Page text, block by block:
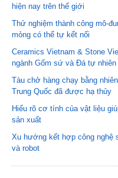
hiện nay trên thế giới
Thử nghiệm thành công mô-
mỏng có thể tự kết nối
Ceramics Vietnam & Stone
ngành Gốm sứ và Đá tự nhiên
Tàu chở hàng chạy bằng
Trung Quốc đã được hạ thủy
Hiểu rõ cơ tính của vật liệu
sản xuất
Xu hướng kết hợp công nghệ
và robot